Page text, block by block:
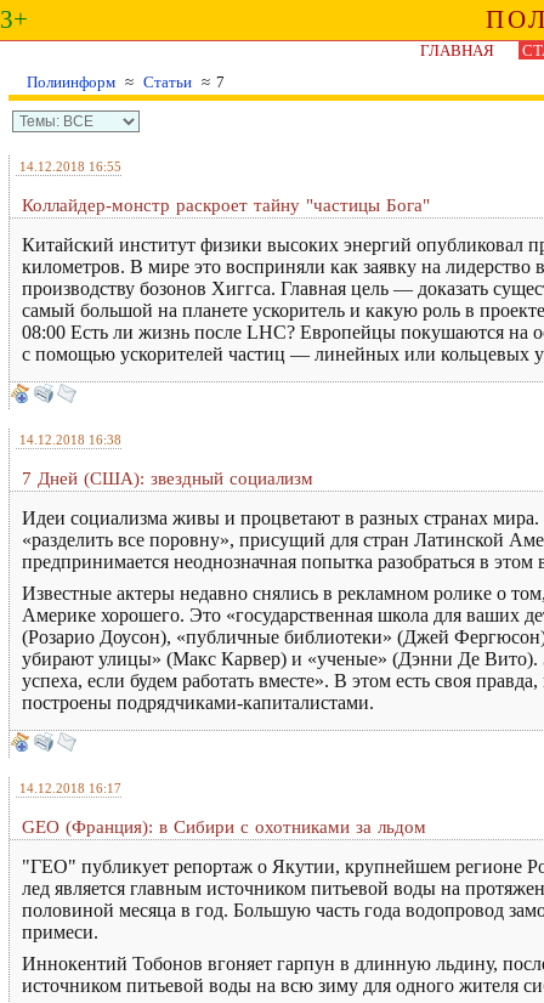
3+
ГЛАВНАЯ
Полиинформ ≈ Статьи ≈ 7
14.12.2018 16:55
Коллайдер-монстр раскроет тайну "частицы Бога"
Китайский институт физики высоких энергий опубликовал
километров. В мире это восприняли как заявку на
производству бозонов Хиггса. Главная цель — доказать
самый большой на планете ускоритель и какую роль в
08:00 Есть ли жизнь после LHC? Европейцы покушаются
с помощью ускорителей частиц — линейных или кольцевых
14.12.2018 16:38
7 Дней (США): звездный социализм
Идеи социализма живы и процветают в разных странах
«разделить все поровну», присущий для стран Латинской
предпринимается неоднозначная попытка разобраться в этом
Известные актеры недавно снялись в рекламном ролике о
Америке хорошего. Это «государственная школа для ваших
(Розарио Доусон), «публичные библиотеки» (Джей
убирают улицы» (Макс Карвер) и «ученые» (Дэнни Де Вито).
успеха, если будем работать вместе». В этом есть своя
построены подрядчиками-капиталистами.
14.12.2018 16:17
GEO (Франция): в Сибири с охотниками за льдом
"ГЕО" публикует репортаж о Якутии, крупнейшем регионе
лед является главным источником питьевой воды на
половиной месяца в год. Большую часть года водопровод
примеси.
Иннокентий Тобонов вгоняет гарпун в длинную льдину,
источником питьевой воды на всю зиму для одного жителя